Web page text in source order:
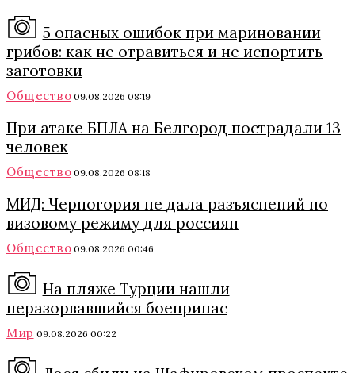
5 опасных ошибок при мариновании
грибов: как не отравиться и не испортить
заготовки
Общество 09.08.2026 08:19
При атаке БПЛА на Белгород пострадали 13
человек
Общество 09.08.2026 08:18
МИД: Черногория не дала разъяснений по
визовому режиму для россиян
Общество 09.08.2026 00:46
На пляже Турции нашли
неразорвавшийся боеприпас
Мир 09.08.2026 00:22